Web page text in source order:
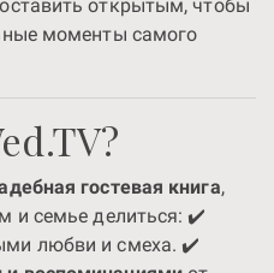
открытым, чтобы
моменты самого
гостевая книга,
и семье делиться: ✔️
любви и смеха. ✔️